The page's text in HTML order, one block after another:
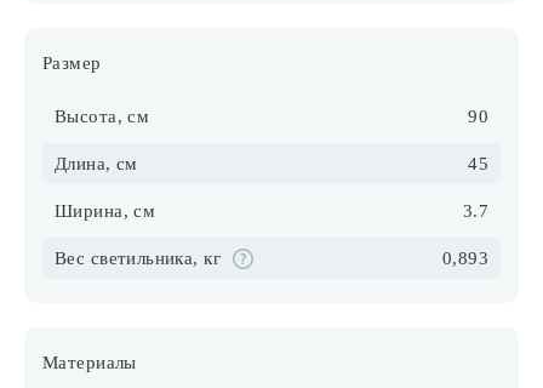
Размер
Высота, см 90
Длина, см 45
Ширина, см 3.7
Вес светильника, кг 0,893
Материалы